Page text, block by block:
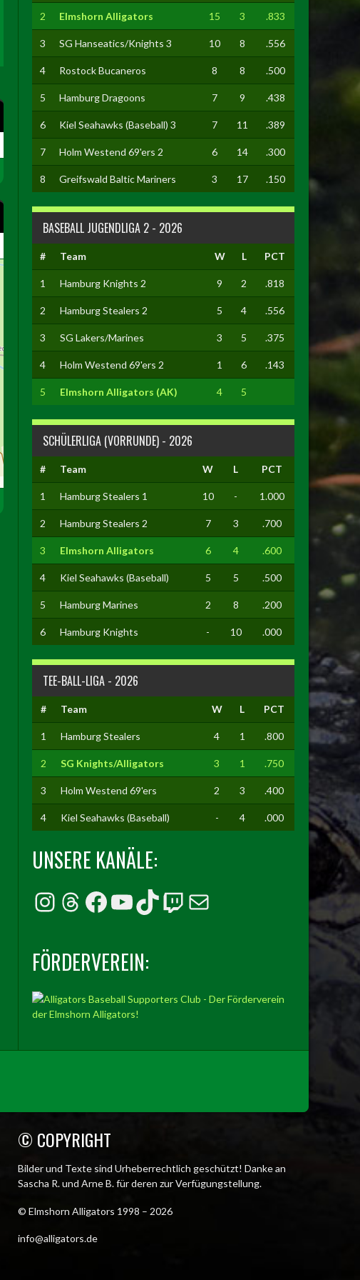
2 Elmshorn Alligators 15 3 .833
3 SG Hanseatics/Knights 3 10 8 .556
4 Rostock Bucaneros 8 8 .500
5 Hamburg Dragoons 7 9 .438
6 Kiel Seahawks (Baseball) 3 7 11 .389
7 Holm Westend 69'ers 2 6 14 .300
8 Greifswald Baltic Mariners 3 17 .150
BASEBALL JUGENDLIGA 2 - 2026
# Team W L PCT
1 Hamburg Knights 2 9 2 .818
2 Hamburg Stealers 2 5 4 .556
3 SG Lakers/Marines 3 5 .375
4 Holm Westend 69'ers 2 1 6 .143
5 Elmshorn Alligators (AK) 4 5
SCHÜLERLIGA (VORRUNDE) - 2026
# Team W L PCT
1 Hamburg Stealers 1 10 - 1.000
2 Hamburg Stealers 2 7 3 .700
3 Elmshorn Alligators 6 4 .600
4 Kiel Seahawks (Baseball) 5 5 .500
5 Hamburg Marines 2 8 .200
6 Hamburg Knights - 10 .000
TEE-BALL-LIGA - 2026
# Team W L PCT
1 Hamburg Stealers 4 1 .800
2 SG Knights/Alligators 3 1 .750
3 Holm Westend 69'ers 2 3 .400
4 Kiel Seahawks (Baseball) - 4 .000
UNSERE KANÄLE:
Instagram
Threads
Facebook
YouTube
TikTok
Twitch
E-Mail
FÖRDERVEREIN:
© COPYRIGHT
Bilder und Texte sind Urheberrechtlich geschützt! Danke an
Sascha R. und Arne B. für deren zur Verfügungstellung.
© Elmshorn Alligators 1998 – 2026
info@alligators.de